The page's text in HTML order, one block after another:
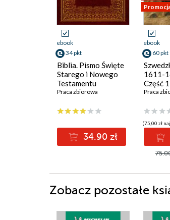
ebook
34 pkt
Biblia. Pismo Święte
Starego i Nowego
Testamentu
Praca zbiorowa
34.90 zł
ebook
60 pkt
1611-
Część 1
Praca
(75,00 zł
Zobacz pozostałe